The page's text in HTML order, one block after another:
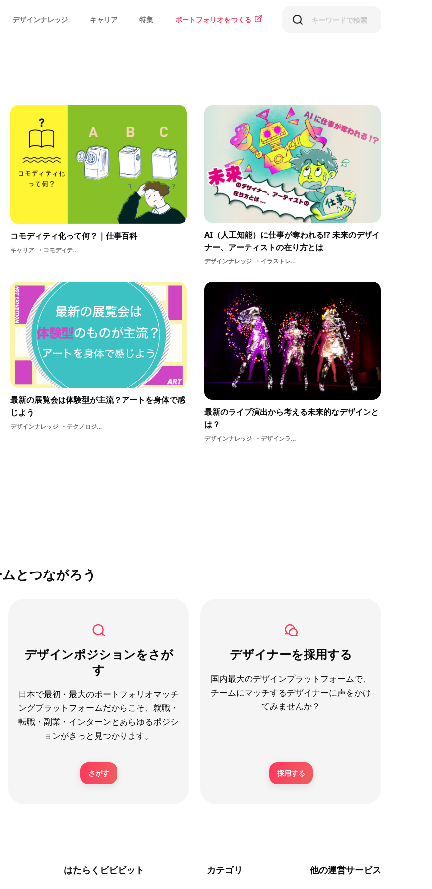
デザインナレッジ キャリア 特集 ポートフォリオをつくる
コモディティ化って何？｜仕事百科
キャリア コモディティ化イノベーションテクノロジーブランドユーザー体験企業体験技術マーケティングデザイン
AI（人工知能）に仕事が奪われる!? 未来のデザイ
ナー、アーティストの在り方とは
デザインナレッジ イラストレータークリエイティブアドバイザー就活フロントエンドクリエイティブディレクターアートユーザー体験DESIGNゲームスキルWebデザイナー世界ITサービスー人工知能交流アーティストスキルAI（人工知能）国際アイデアテクノロジーサービス大学アウトプットデザインクリエイティブグラフィックデザイナー大学生アナログデジタルWEBアプリケーションUIビジネスはたらくビビビットグラフィックデザインデザインプレゼンテーショングラフィッククリエイティブ・コモンズ地域プログラミング
最新の展覧会は体験型が主流？アートを身体で感
じよう
デザインナレッジ テクノロジー体験展示デザインアート体験型展覧会
最新のライブ演出から考える未来的なデザインと
は？
デザインナレッジ デザインライブテクノロジー演出舞台音楽映像
とつながろう
デザインポジションをさが
す
日本で最初・最大のポートフォリオマッチ
ングプラットフォームだからこそ、就職・
転職・副業・インターンとあらゆるポジシ
ョンがきっと見つかります。
さがす
デザイナーを採用する
国内最大のデザインプラットフォームで、
チームにマッチするデザイナーに声をかけ
てみませんか？
採用する
はたらくビビビット カテゴリ 他の運営サービス